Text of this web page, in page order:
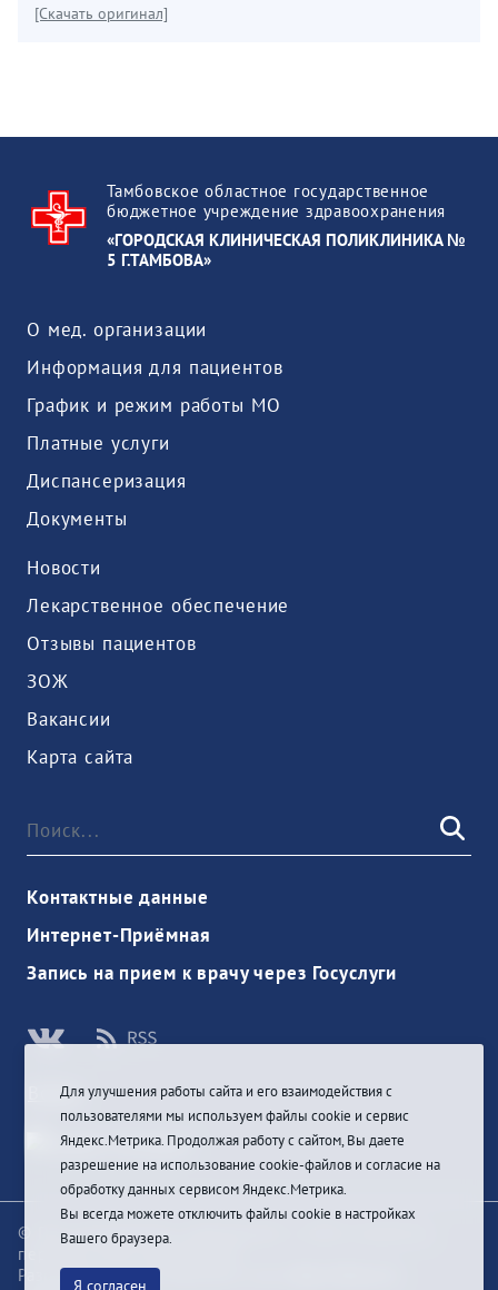
[Скачать оригинал]
Тамбовское областное государственное
бюджетное учреждение здравоохранения
«ГОРОДСКАЯ КЛИНИЧЕСКАЯ ПОЛИКЛИНИКА №
5 Г.ТАМБОВА»
О мед. организации
Информация для пациентов
График и режим работы МО
Платные услуги
Диспансеризация
Документы
Новости
Лекарственное обеспечение
Отзывы пациентов
ЗОЖ
Вакансии
Карта сайта
Контактные данные
Интернет-Приёмная
Запись на прием к врачу через Госуслуги
Войти
© При цитировании информации с сайта ссылка на
первоисточник обязательна
Разработка и техподдержка сайта
Для улучшения работы сайта и его взаимодействия с
пользователями мы используем файлы cookie и сервис
Яндекс.Метрика. Продолжая работу с сайтом, Вы даете
разрешение на использование cookie-файлов и согласие на
обработку данных сервисом Яндекс.Метрика.
Вы всегда можете отключить файлы cookie в настройках
Вашего браузера.
Я согласен